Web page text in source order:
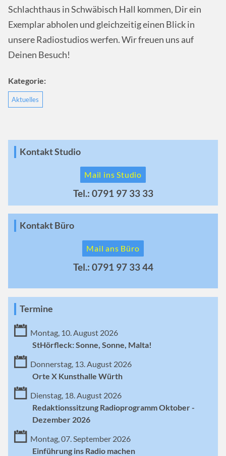
Schlachthaus in Schwäbisch Hall kommen, Dir ein
Exemplar abholen und gleichzeitig einen Blick in
unsere Radiostudios werfen. Wir freuen uns auf
Deinen Besuch!
Kategorie:
Aktuelles
Kontakt Studio
Mail ins Studio
Tel.: 0791 97 33 33
Kontakt Büro
Mail ans Büro
Tel.: 0791 97 33 44
Termine
Montag, 10. August 2026
StHörfleck: Sonne, Sonne, Malta!
Donnerstag, 13. August 2026
Orte X Kunsthalle Würth
Dienstag, 18. August 2026
Redaktionssitzung Radioprogramm Oktober -
Dezember 2026
Montag, 07. September 2026
Einführung ins Radio machen